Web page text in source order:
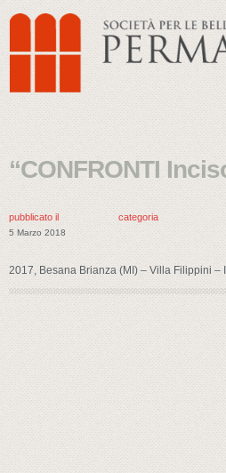
“CONFRONTI
pubblicato il
5 Marzo 2018
categoria
2017, Besana Brianza (MI) – Villa Filippini –